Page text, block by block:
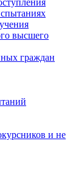
высшего
граждан
и не